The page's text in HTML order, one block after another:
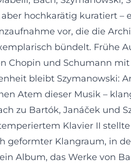
hochkarätig kuratiert
vor, die die
bündelt. Frühe
Chopin und Schumann
bleibt Szymanowski:
Atem dieser Musik –
zu Bartók, Janáček und
Klavier II
geformter Klangraum, in
Album, das Werke von